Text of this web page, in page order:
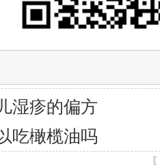
湿疹的偏方
吃橄榄油吗